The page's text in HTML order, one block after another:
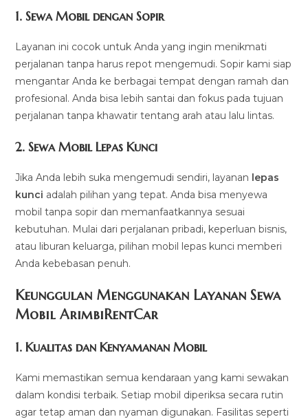
1.Sewa Mobil dengan Sopir
Layanan ini cocok untuk Anda yang ingin menikmati
perjalanan tanpa harus repot mengemudi. Sopir kami siap
mengantar Anda ke berbagai tempat dengan ramah dan
profesional. Anda bisa lebih santai dan fokus pada tujuan
perjalanan tanpa khawatir tentang arah atau lalu lintas.
2.Sewa Mobil Lepas Kunci
Jika Anda lebih suka mengemudi sendiri, layanan lepas
kunci adalah pilihan yang tepat. Anda bisa menyewa
mobil tanpa sopir dan memanfaatkannya sesuai
kebutuhan. Mulai dari perjalanan pribadi, keperluan bisnis,
atau liburan keluarga, pilihan mobil lepas kunci memberi
Anda kebebasan penuh.
Keunggulan Menggunakan Layanan Sewa
Mobil ArimbiRentCar
1.Kualitas dan Kenyamanan Mobil
Kami memastikan semua kendaraan yang kami sewakan
dalam kondisi terbaik. Setiap mobil diperiksa secara rutin
agar tetap aman dan nyaman digunakan. Fasilitas seperti